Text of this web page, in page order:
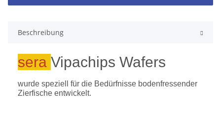
Beschreibung
sera Vipachips Wafers
wurde speziell für die Bedürfnisse bodenfressender
Zierfische entwickelt.